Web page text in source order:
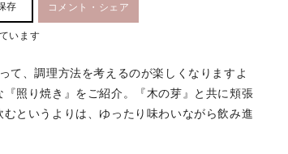
存 コメント・シェア
います
て、調理方法を考えるのが楽しくなりますよ
照り焼き』をご紹介。『木の芽』と共に頬張
というよりは、ゆったり味わいながら飲み進